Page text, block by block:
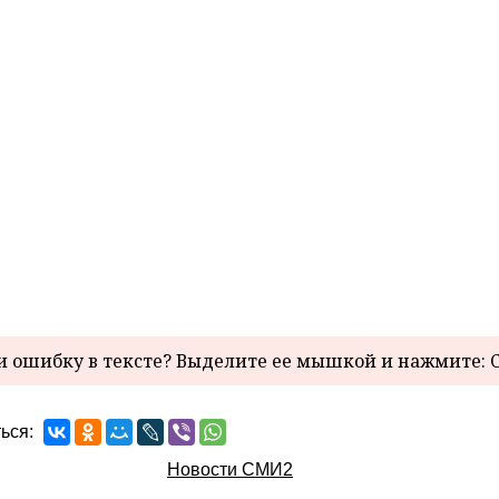
в тексте? Выделите ее мышкой и нажмите:
Новости СМИ2